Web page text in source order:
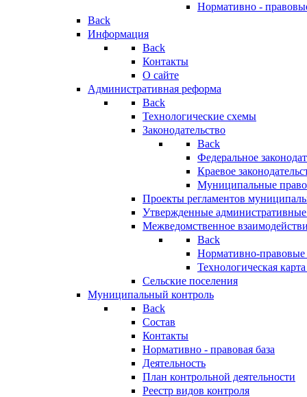
Нормативно -
Back
Информация
Back
Контакты
О сайте
Административная реформа
Back
Технологические схемы
Законодательство
Back
Федеральное
Краевое
Муниципальные
Проекты регламентов
Утвержденные
Межведомственное
Back
Нормативно-правовые
Технологическая
Сельские поселения
Муниципальный контроль
Back
Состав
Контакты
Нормативно - правовая база
Деятельность
План контрольной деятельности
Реестр видов контроля